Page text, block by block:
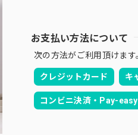
お支払い方法について
次の方法がご利用頂けます
クレジットカード キ
コンビニ決済・Pay-easy